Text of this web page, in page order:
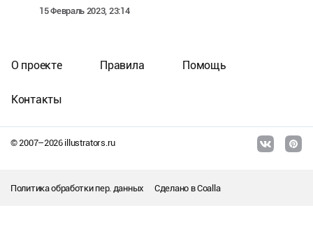
15 Февраль 2023, 23:14
© 2007–2026illustrators.ru
О проекте Правила Помощь
Контакты
Политика обработки пер. данных Сделано вCoalla